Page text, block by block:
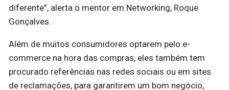
diferente”, alerta o mentor em Networking, Roque
Gonçalves.
Além de muitos consumidores optarem pelo e-
commerce na hora das compras, eles também tem
procurado referências nas redes sociais ou em sites
de reclamações, para garantirem um bom negócio,